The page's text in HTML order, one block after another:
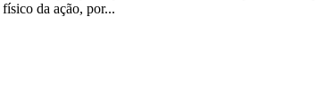
da ação, por...